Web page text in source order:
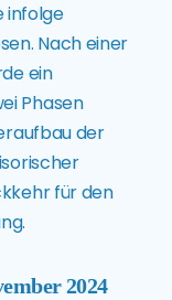
infolge
Nach einer
ein
Phasen
der
für den
2024